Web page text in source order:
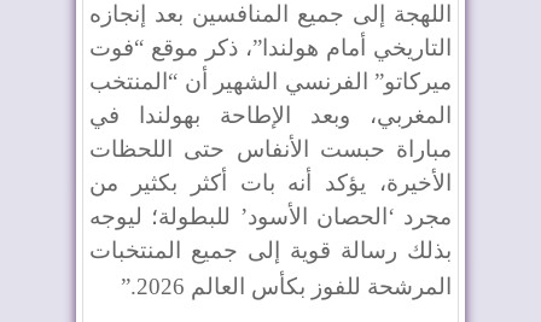
اللهجة إلى جميع المنافسين بعد إنجازه
التاريخي أمام هولندا”، ذكر موقع “فوت
ميركاتو” الفرنسي الشهير أن “المنتخب
المغربي، وبعد الإطاحة بهولندا في
مباراة حبست الأنفاس حتى اللحظات
الأخيرة، يؤكد أنه بات أكثر بكثير من
مجرد ‘الحصان الأسود’ للبطولة؛ ليوجه
بذلك رسالة قوية إلى جميع المنتخبات
المرشحة للفوز بكأس العالم 2026
”.